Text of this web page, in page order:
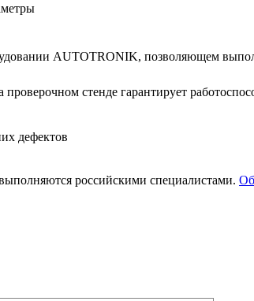
AUTOTRONIK, поз­во­ля­ю­щем
стен­де га­ран­ти­ру­ет
де­фек­тов
рос­сий­ски­ми спе­ци­а­ли­ста­ми.